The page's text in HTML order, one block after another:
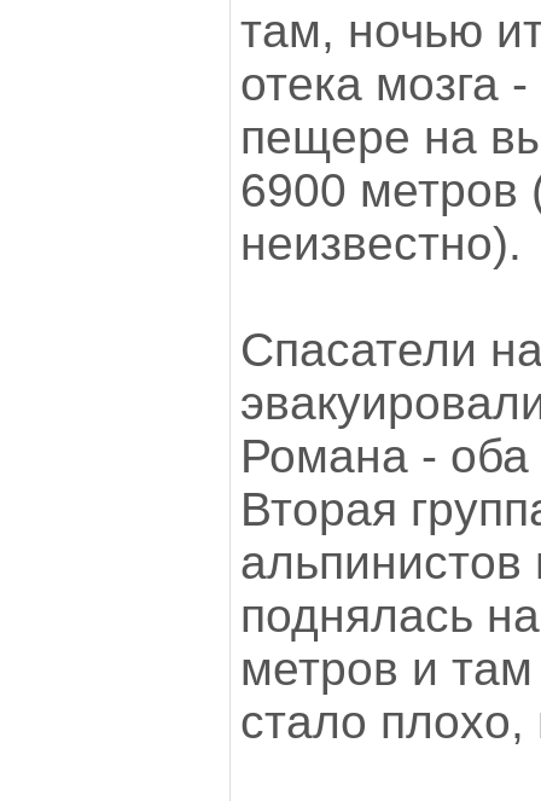
там, ночью
отека мозга
пещере на
6900 метров
неизвестно).
Спасатели
Романа -
Вторая
поднялась
метров и
стало